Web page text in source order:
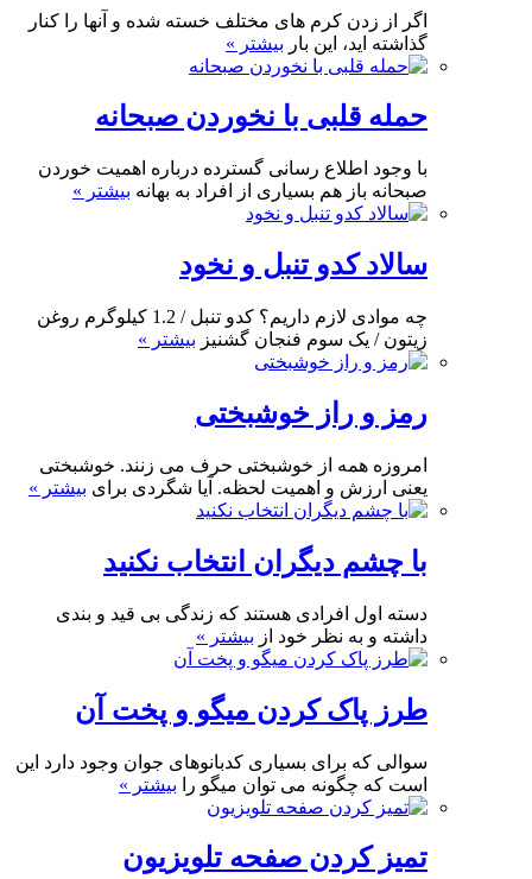
اگر از زدن کرم های مختلف خسته شده و آنها را کنار
گذاشته اید، این بار بیشتر »
حمله قلبی با نخوردن صبحانه
با وجود اطلاع رسانی گسترده درباره اهمیت خوردن
صبحانه باز هم بسیاری از افراد به بهانه بیشتر »
سالاد کدو تنبل و نخود
چه موادی لازم داریم؟ کدو تنبل / 1.2 کیلوگرم روغن
زیتون / یک سوم فنجان گشنیز بیشتر »
رمز و راز خوشبختی
امروزه همه از خوشبختی حرف می زنند. خوشبختی
یعنی ارزش و اهمیت لحظه. آیا شگردی برای بیشتر »
با چشم دیگران انتخاب نکنید
دسته اول افرادی هستند که زندگی بی قید و بندی
داشته و به نظر خود از بیشتر »
طرز پاک کردن میگو و پخت آن
سوالی که برای بسیاری کدبانوهای جوان وجود دارد این
است که چگونه می توان میگو را بیشتر »
تمیز کردن صفحه تلویزیون